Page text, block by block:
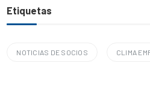
Etiquetas
NOTICIAS DE SOCIOS CLIMA